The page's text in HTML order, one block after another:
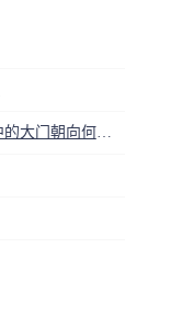
大门朝向哪里风水最好,风水中的大门朝向何处最佳